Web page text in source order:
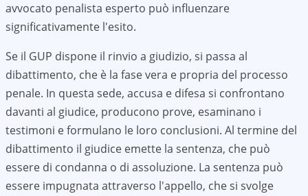
avvocato penalista esperto può influenzare
significativamente l'esito.
Se il GUP dispone il rinvio a giudizio, si passa al
dibattimento, che è la fase vera e propria del processo
penale. In questa sede, accusa e difesa si confrontano
davanti al giudice, producono prove, esaminano i
testimoni e formulano le loro conclusioni. Al termine del
dibattimento il giudice emette la sentenza, che può
essere di condanna o di assoluzione. La sentenza può
essere impugnata attraverso l'appello, che si svolge